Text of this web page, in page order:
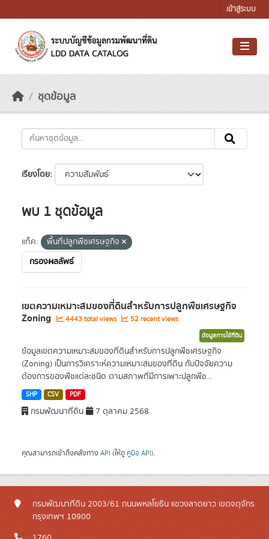
เข้าสู่ระบบ
ชุดข้อมูล
เรียงโดย
พบ 1 ชุดข้อมูล
แท็ค:
พื้นที่ปลูกพืชเศรษฐกิจ
กรองผลลัพธ์
เขตความเหมาะสมของที่ดินสำหรับการปลูกพืชเศรษฐกิจ
Zoning 4443 total views 52 recent views
ข้อมูลการใช้ที่ดิน
ข้อมูลเขตความเหมาะสมของที่ดินสำหรับการปลูกพืชเศรษฐกิจ
(Zoning) เป็นการวิเคราะห์ความเหมาะสมของที่ดิน กับปัจจัยความ
ต้องการของพืชแต่ละชนิด ตามสภาพที่มีการเพาะปลูกพืช...
SHP CSV PDF
กรมพัฒนาที่ดิน 7 ตุลาคม 2568
คุณสามารถเข้าถึงคลังทาง API (ให้ดู คู่มือ API).
กรมพัฒนาที่ดิน 2003/61 ถนนพหลโยธิน แขวงลาดยาว เขตจตุจักร
กรุงเทพฯ 10900